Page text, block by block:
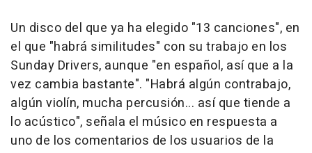
Un disco del que ya ha elegido "13 canciones", en
el que "habrá similitudes" con su trabajo en los
Sunday Drivers, aunque "en español, así que a la
vez cambia bastante". "Habrá algún contrabajo,
algún violín, mucha percusión... así que tiende a
lo acústico", señala el músico en respuesta a
uno de los comentarios de los usuarios de la